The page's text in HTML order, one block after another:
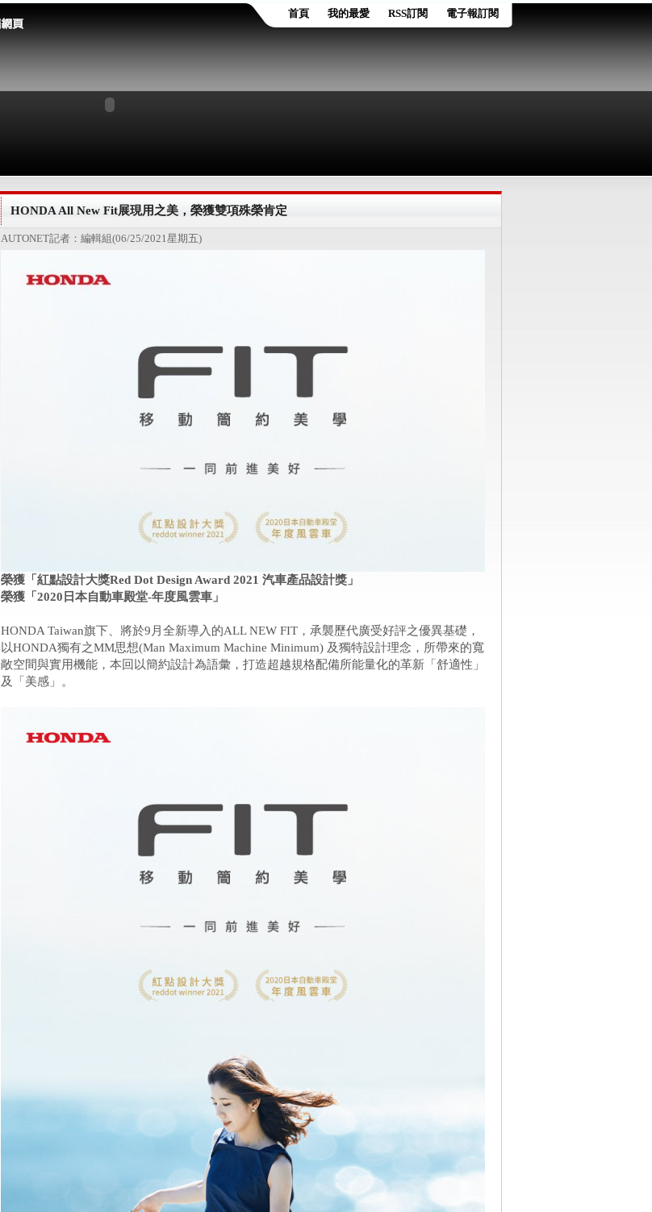
首頁 我的最愛 RSS訂閱 電子報訂閱
HONDA All New Fit展現用之美，榮獲雙項殊榮肯定
AUTONET記者：編輯組(06/25/2021星期五)
榮獲「紅點設計大獎Red Dot Design Award 2021 汽車產品設計獎」
榮獲「2020日本自動車殿堂-年度風雲車」
HONDA Taiwan旗下、將於9月全新導入的ALL NEW FIT，承襲歷代廣受好評之優異基礎，
以HONDA獨有之MM思想(Man Maximum Machine Minimum) 及獨特設計理念，所帶來的寬
敞空間與實用機能，本回以簡約設計為語彙，打造超越規格配備所能量化的革新「舒適性」
及「美感」。